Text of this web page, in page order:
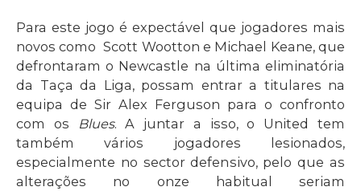
Para este jogo é expectável que jogadores mais
novos como Scott Wootton e Michael Keane, que
defrontaram o Newcastle na última eliminatória
da Taça da Liga, possam entrar a titulares na
equipa de Sir Alex Ferguson para o confronto
com os
Blues. A juntar a isso, o United tem
também vários jogadores lesionados,
especialmente no sector defensivo, pelo que as
alterações no onze habitual seriam